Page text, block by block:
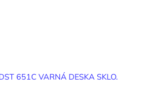
651C VARNÁ DESKA SKLO.